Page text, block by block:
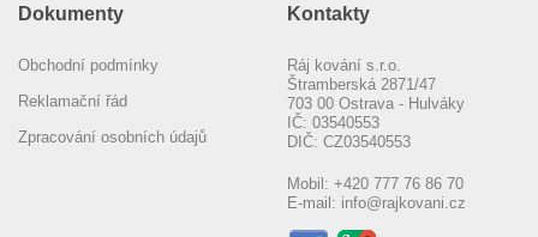
Dokumenty
Obchodní podmínky
Reklamační řád
Zpracování osobních údajů
Kontakty
Ráj kování s.r.o.
Štramberská 2871/47
703 00 Ostrava - Hulváky
IČ: 03540553
DIČ: CZ03540553
Mobil: +420 777 76 86 70
E-mail: info@rajkovani.cz